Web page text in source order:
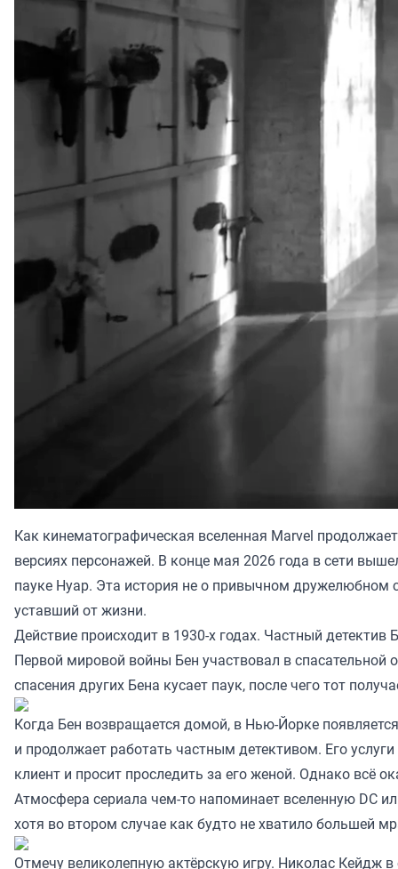
Как кинематографическая вселенная Marvel
версиях персонажей. В конце мая 2026 года в сети
пауке Нуар. Эта история не о привычном
уставший от жизни.
Действие происходит в 1930-х годах. Частный
Первой мировой войны Бен участвовал в
спасения других Бена кусает паук, после чего тот
Когда Бен возвращается домой, в Нью-Йорке
и продолжает работать частным детективом. Его
клиент и просит проследить за его женой. Однако всё
Атмосфера сериала чем-то напоминает вселенную DC
хотя во втором случае как будто не хватило большей
Отмечу великолепную актёрскую игру. Николас Кейдж